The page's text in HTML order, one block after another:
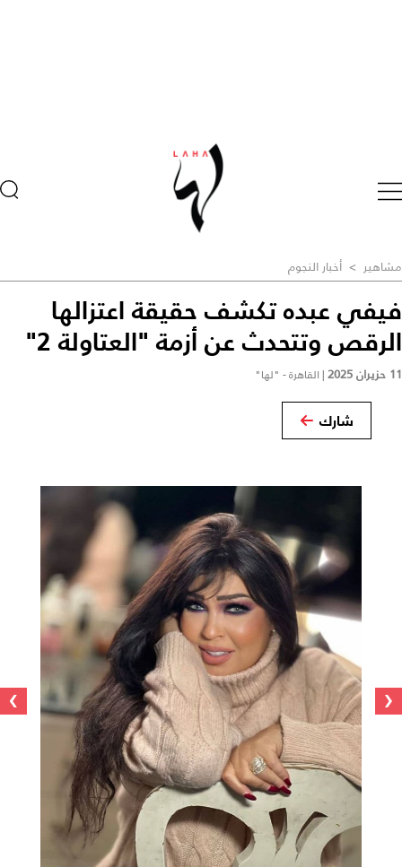
مشاهير > أخبار النجوم
فيفي عبده تكشف حقيقة اعتزالها
الرقص وتتحدث عن أزمة "العتاولة 2"
11 حزيران 2025 | القاهرة - "لها"
شارك
‹
›